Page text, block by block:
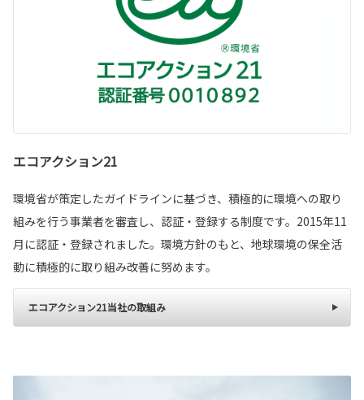
エコアクション21
環境省が策定したガイドラインに基づき、積極的に環境への取り
組みを行う事業者を審査し、認証・登録する制度です。2015年11
月に認証・登録されました。環境方針のもと、地球環境の保全活
動に積極的に取り組み改善に努めます。
エコアクション21当社の取組み